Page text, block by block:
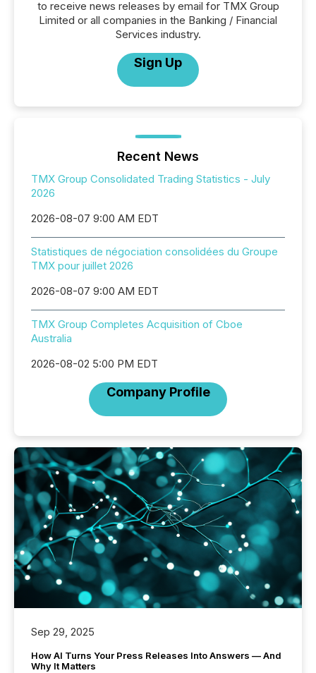
to receive news releases by email for TMX Group
Limited or all companies in the Banking / Financial
Services industry.
Sign Up
Recent News
TMX Group Consolidated Trading Statistics - July
2026
2026-08-07 9:00 AM EDT
Statistiques de négociation consolidées du Groupe
TMX pour juillet 2026
2026-08-07 9:00 AM EDT
TMX Group Completes Acquisition of Cboe
Australia
2026-08-02 5:00 PM EDT
Company Profile
Sep 29, 2025
How AI Turns Your Press Releases Into Answers — And
Why It Matters